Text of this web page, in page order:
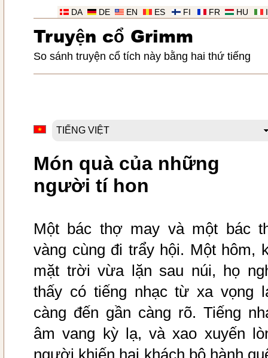
HU
FR
FI
ES
EN
DE
DA
Truyện cổ Grimm
So sánh truyện cổ tích này bằng hai thứ tiếng
Món quà của những
người tí hon
Một bác thợ may và một bác
vàng cùng đi trẩy hội. Một hôm,
mặt trời vừa lặn sau núi, họ
thấy có tiếng nhạc từ xa vọng
càng đến gần càng rõ. Tiếng
âm vang kỳ lạ, và xao xuyến
người khiến hai khách bộ hành